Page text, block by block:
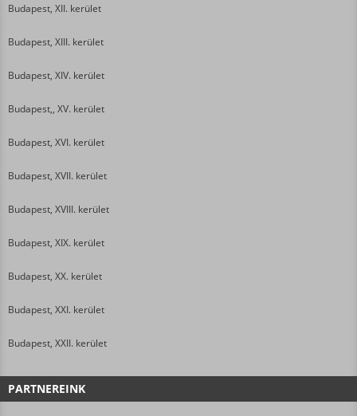
Budapest, XII. kerület
Budapest, XIII. kerület
Budapest, XIV. kerület
Budapest,, XV. kerület
Budapest, XVI. kerület
Budapest, XVII. kerület
Budapest, XVIII. kerület
Budapest, XIX. kerület
Budapest, XX. kerület
Budapest, XXI. kerület
Budapest, XXII. kerület
PARTNEREINK